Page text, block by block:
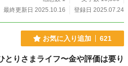
最終更新日 2025.10.16
登録日 2025.07.24
お気に入り追加 621
とりさまライフ〜金や評価は要り